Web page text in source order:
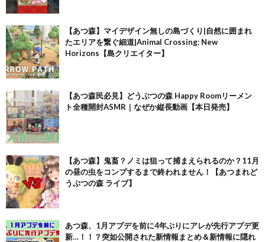
【あつ森】マイデザイン無しの島づくり|自然に囲まれ
たエリアを繋ぐ細道|Animal Crossing: New
Horizons【島クリエイター】
【あつ森民必見】どうぶつの森 Happy Roomリーメン
ト全種開封ASMR｜なぜか縦長動画【本日発売】
【あつ森】鬼畜？ノミは狙って捕まえられるのか？11月
の昼の虫をコンプするまで終われません！【あつまれど
うぶつの森 ライブ】
あつ森、1月アプデを前に4年ぶりにアレが先行アプデ更
新…！！？突如公開された新情報まとめ＆新情報に隠れ